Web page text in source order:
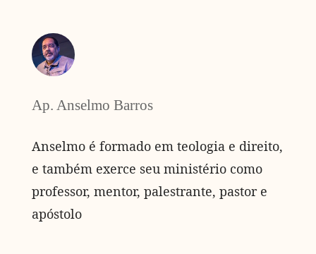
Ap. Anselmo Barros
Anselmo é formado em teologia e direito,
e também exerce seu ministério como
professor, mentor, palestrante, pastor e
apóstolo